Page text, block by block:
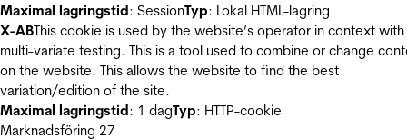
Maximal lagringstid: SessionTyp: Lokal HTML-lagring
X-ABThis cookie is used by the website’s operator in context with
multi-variate testing. This is a tool used to combine or change
on the website. This allows the website to find the best
variation/edition of the site.
Maximal lagringstid: 1 dagTyp: HTTP-cookie
Marknadsföring 27